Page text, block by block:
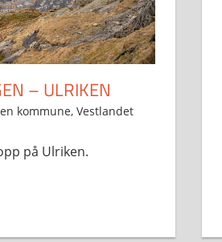
– ULRIKEN
kommune, Vestlandet
på Ulriken.